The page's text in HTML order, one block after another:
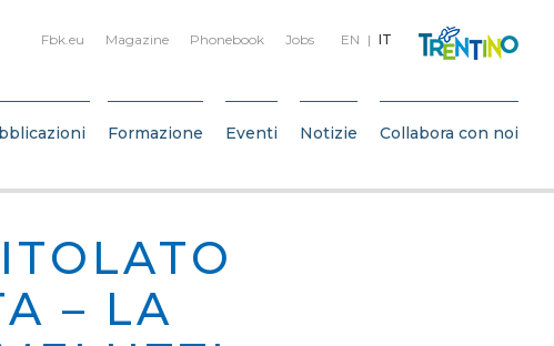
EN IT
Fbk.eu Magazine Phonebook Jobs
Formazione Eventi Notizie Collabora con noi
– LA